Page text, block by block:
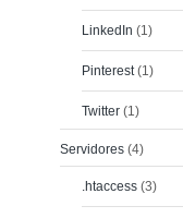
LinkedIn (1)
Pinterest(1)
Twitter (1)
Servidores (4)
.htaccess (3)